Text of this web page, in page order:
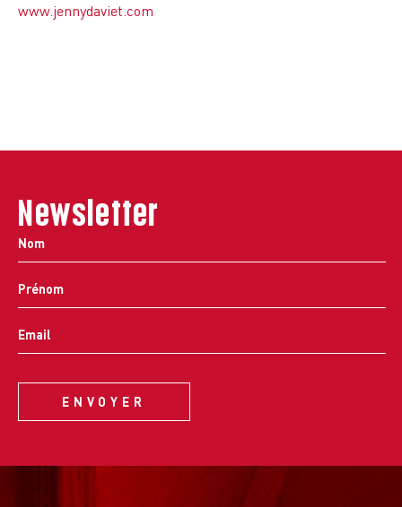
www.jennydaviet.com
Newsletter